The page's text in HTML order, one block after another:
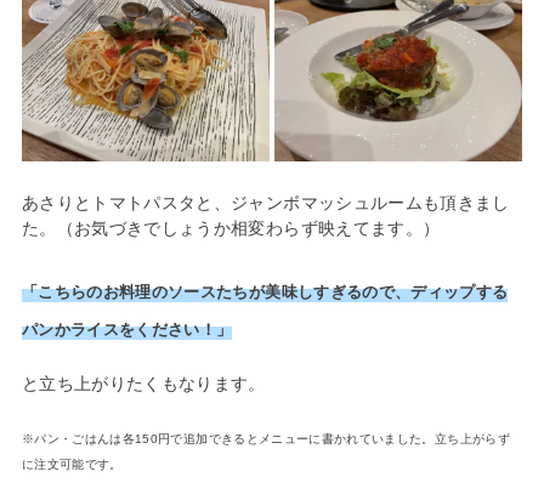
あさりとトマトパスタと、ジャンボマッシュルームも頂きまし
た。（お気づきでしょうか相変わらず映えてます。）
「こちらのお料理のソースたちが美味しすぎるので、ディップする
パンかライスをください！」
と立ち上がりたくもなります。
※パン・ごはんは各150円で追加できるとメニューに書かれていました。 立ち上がらず
に注文可能です。